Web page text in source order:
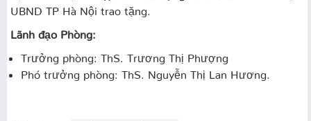
UBND TP Hà Nội trao tặng.
Lãnh đạo Phòng:
Trưởng phòng: ThS. Trương Thị Phượng
Phó trưởng phòng: ThS. Nguyễn Thị Lan Hương.